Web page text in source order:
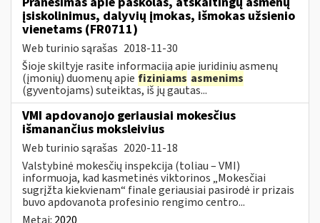
įsiskolinimus, dalyvių įmokas, išmokas užsienio
vienetams (FR0711)
Web turinio sąrašas 2018-11-30
Šioje skiltyje rasite informaciją apie juridinių asmenų
(įmonių) duomenų apie fiziniams asmenims
(gyventojams) suteiktas, iš jų gautas...
VMI apdovanojo geriausiai mokesčius
išmanančius moksleivius
Web turinio sąrašas 2020-11-18
Valstybinė mokesčių inspekcija (toliau – VMI)
informuoja, kad kasmetinės viktorinos „Mokesčiai
sugrįžta kiekvienam“ finale geriausiai pasirodė ir prizais
buvo apdovanota profesinio rengimo centro...
Metai: 2020